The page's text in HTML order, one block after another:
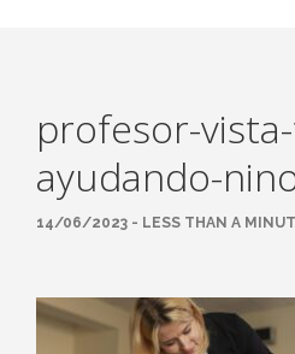
ACCESO A PLATAFORMAS
CAMPUS VIRTUAL FPE
profesor-
ayudando-
14/06/2023 - LESS THAN A